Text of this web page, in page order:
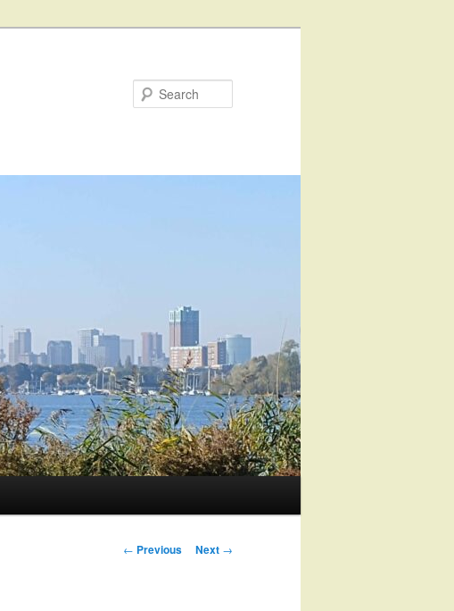
Post
← Previous Next →